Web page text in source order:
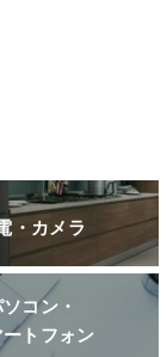
・カメラ
ソコン・
ートフォン